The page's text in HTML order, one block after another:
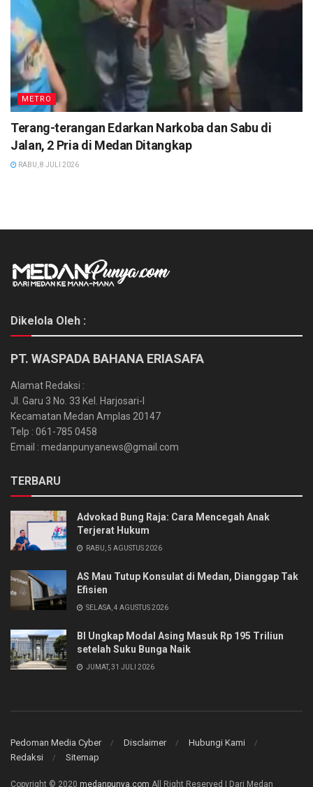
METRO
Terang-terangan Edarkan Narkoba dan Sabu di
Jalan, 2 Pria di Medan Ditangkap
RABU, 8 JULI 2026
Dikelola Oleh :
PT. WASPADA BAHANA ERIASAFA
Alamat Redaksi :
Jl. Garu 3 No. 33 Kel. Harjosari-I
Kecamatan Medan Amplas 20147
Telp : 061-785 0458
Email : medanpunyanews@gmail.com
TERBARU
Advokad Bung Raja: Cara Mencegah Anak
Terjerat Hukum
RABU, 5 AGUSTUS 2026
AS Mau Tutup Konsulat di Medan, Dianggap Tak
Efisien
SELASA, 4 AGUSTUS 2026
BI Ungkap Modal Asing Masuk Rp 195 Triliun
setelah Suku Bunga Naik
JUMAT, 31 JULI 2026
Pedoman Media Cyber Disclaimer
Hubungi Kami
Redaksi
Sitemap
Copyright © 2020 medanpunya.com All Right Reserved | Dari Medan